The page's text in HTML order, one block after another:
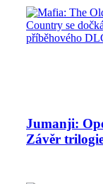
Jumanji:
Závěr